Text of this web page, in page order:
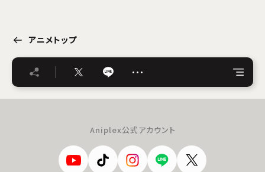
アニメトップ
…
Aniplex公式アカウント